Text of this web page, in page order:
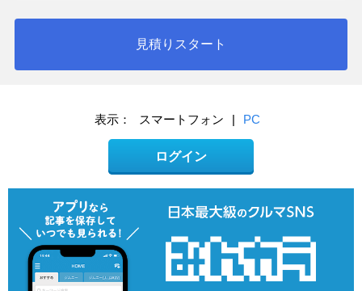
見積りスタート
表示： スマートフォン | PC
ログイン